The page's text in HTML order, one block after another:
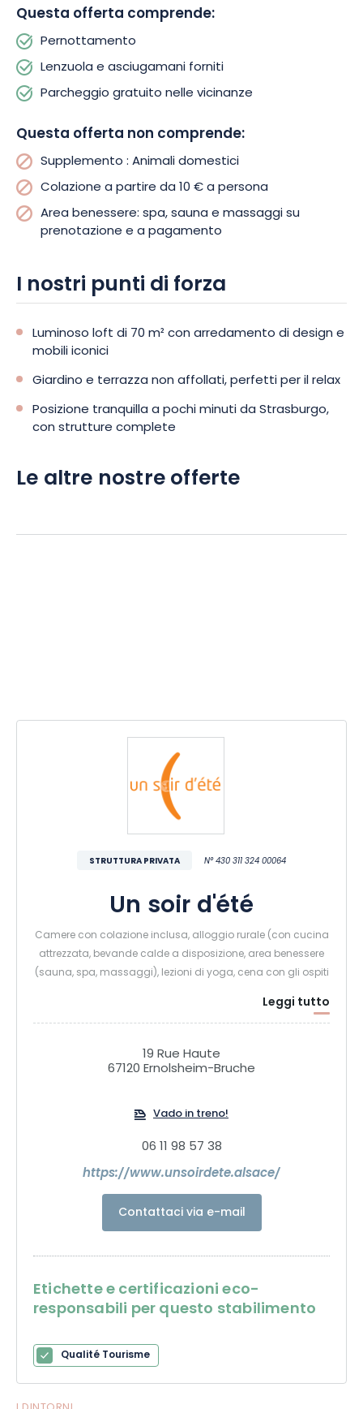
Questa offerta comprende:
Pernottamento
Lenzuola e asciugamani forniti
Parcheggio gratuito nelle vicinanze
Questa offerta non comprende:
Supplemento : Animali domestici
Colazione a partire da 10 € a persona
Area benessere: spa, sauna e massaggi su
prenotazione e a pagamento
I nostri punti di forza
Luminoso loft di 70 m² con arredamento di design e
mobili iconici
Giardino e terrazza non affollati, perfetti per il relax
Posizione tranquilla a pochi minuti da Strasburgo,
con strutture complete
Le altre nostre offerte
STRUTTURA PRIVATA N° 430 311 324 00064
Un soir d'été
Camere con colazione inclusa, alloggio rurale (con cucina
attrezzata, bevande calde a disposizione, area benessere
(sauna, spa, massaggi), lezioni di yoga, cena con gli ospiti
Leggi tutto
19 Rue Haute
67120 Ernolsheim-Bruche
Vado in treno!
06 11 98 57 38
https://www.unsoirdete.alsace/
Contattaci via e-mail
Etichette e certificazioni eco-
responsabili per questo stabilimento
Qualité Tourisme